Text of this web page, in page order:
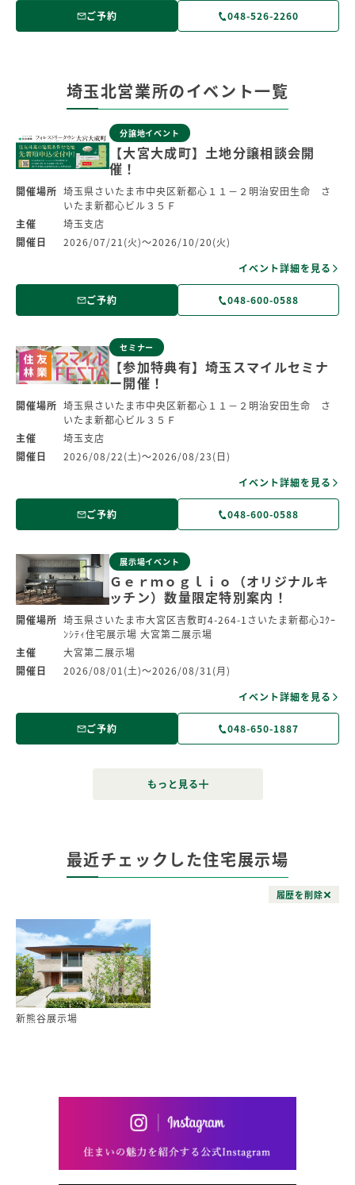
ご予約 048-526-2260
埼玉北営業所のイベント一覧
分譲地イベント
【大宮大成町】土地分譲相談会開
催！
開催場所 埼玉県さいたま市中央区新都心１１－２明治安田生命 さ
いたま新都心ビル３５Ｆ
主催
埼玉支店
開催日
2026/07/21(火)～2026/10/20(火)
イベント詳細を見る
ご予約 048-600-0588
セミナー
【参加特典有】埼玉スマイルセミナ
ー開催！
開催場所 埼玉県さいたま市中央区新都心１１－２明治安田生命 さ
いたま新都心ビル３５Ｆ
主催
埼玉支店
開催日
2026/08/22(土)～2026/08/23(日)
イベント詳細を見る
ご予約 048-600-0588
展示場イベント
Ｇｅｒｍｏｇｌｉｏ（オリジナルキ
ッチン）数量限定特別案内！
開催場所 埼玉県さいたま市大宮区吉敷町4-264-1さいたま新都心ｺｸｰ
ﾝｼﾃｨ住宅展示場 大宮第二展示場
主催
大宮第二展示場
開催日
2026/08/01(土)～2026/08/31(月)
イベント詳細を見る
ご予約 048-650-1887
最近チェックした住宅展示場
履歴を削除
新熊谷展示場